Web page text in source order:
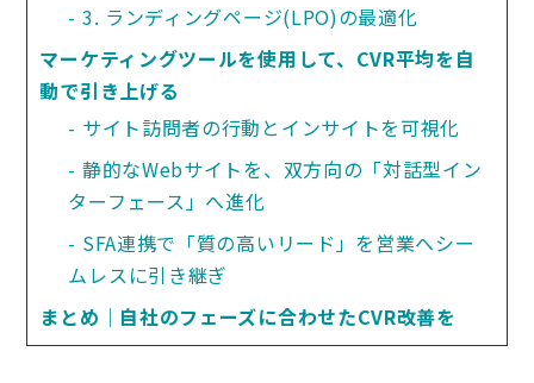
3. ランディングページ(LPO)の最適化
マーケティングツールを使用して、CVR平均を自
動で引き上げる
サイト訪問者の行動とインサイトを可視化
静的なWebサイトを、双方向の「対話型イン
ターフェース」へ進化
SFA連携で「質の高いリード」を営業へシー
ムレスに引き継ぎ
まとめ｜自社のフェーズに合わせたCVR改善を